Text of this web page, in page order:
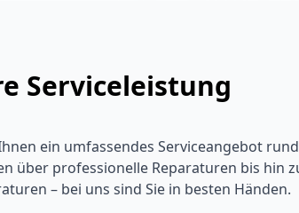
Serviceleistung
ein umfassendes Serviceangebot
über professionelle Reparaturen bis hin
– bei uns sind Sie in besten Händen.